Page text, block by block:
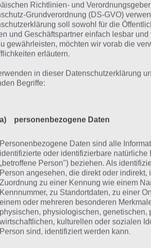
liegt das App:
mit bis zu 8
Wo liegt das Screenshot – (c)
Jaysquared Hillebrand
sowie die Summe der
Kritikpunkt:
Richtlinien- und
Grundverordnung (DS-GVO)
soll sowohl für die
und Geschäftspartner einfach lesbar
gewährleisten, möchten wir vorab die
erläutern.
in dieser Datenschutzerklärung
Begriffe:
a) personenbezogene Daten
Personenbezogene Daten sind alle
identifizierte oder identifizierbare natürliche
„betroffene Person") beziehen. Als
Person angesehen, die direkt oder indirekt,
Zuordnung zu einer Kennung wie einem
Kennnummer, zu Standortdaten, zu einer
einem oder mehreren besonderen
physischen, physiologischen, genetischen,
wirtschaftlichen, kulturellen oder sozialen
Person sind, identifiziert werden kann.